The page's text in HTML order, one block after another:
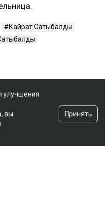
Кайрат Сатыбалды
улучшения
вы
Принять